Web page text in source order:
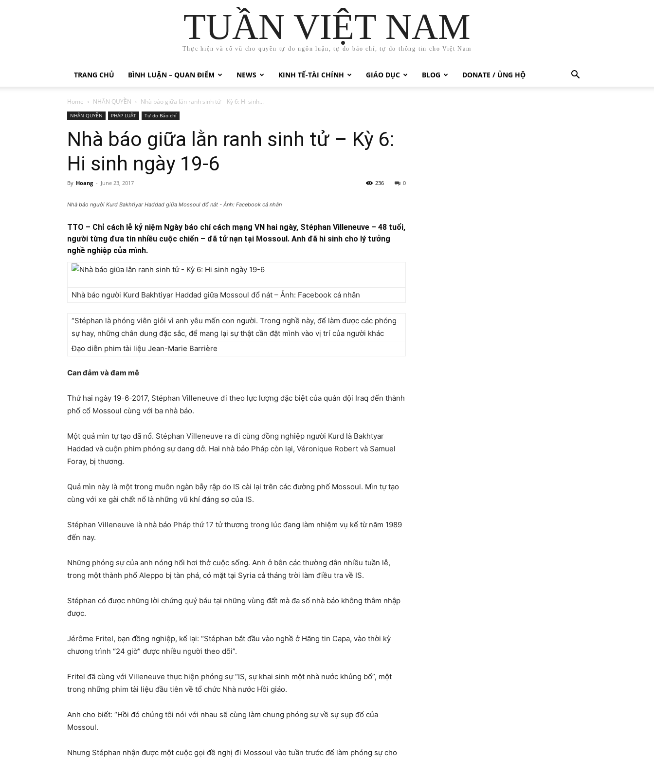
TUẦN VIỆT NAM
Thực hiện và cổ vũ cho quyền tự do ngôn luận, tự do báo chí, tự do thông tin cho Việt Nam
TRANG CHỦ BÌNH LUẬN – QUAN ĐIỂM NEWS KINH TẾ-TÀI CHÍNH GIÁO DỤC BLOG DONATE / ỦNG HỘ
Home NHÂN QUYỀN Nhà báo giữa lằn ranh sinh tử – Kỳ 6: Hi sinh...
NHÂN QUYỀN PHÁP LUẬT Tự do Báo chí
Nhà báo giữa lằn ranh sinh tử – Kỳ 6:
Hi sinh ngày 19-6
By Hoang - June 23, 2017 0
236
Nhà báo người Kurd Bakhtiyar Haddad giữa Mossoul đổ nát - Ảnh: Facebook cá nhân
TTO – Chỉ cách lễ kỷ niệm Ngày báo chí cách mạng VN hai ngày, Stéphan Villeneuve – 48 tuổi,
người từng đưa tin nhiều cuộc chiến – đã tử nạn tại Mossoul. Anh đã hi sinh cho lý tưởng
nghề nghiệp của mình.
Nhà báo người Kurd Bakhtiyar Haddad giữa Mossoul đổ nát – Ảnh: Facebook cá nhân
“Stéphan là phóng viên giỏi vì anh yêu mến con người. Trong nghề này, để làm được các phóng
sự hay, những chân dung đặc sắc, để mang lại sự thật cần đặt mình vào vị trí của người khác
Đạo diễn phim tài liệu Jean-Marie Barrière
Can đảm và đam mê
Thứ hai ngày 19-6-2017, Stéphan Villeneuve đi theo lực lượng đặc biệt của quân đội Iraq đến thành
phố cổ Mossoul cùng với ba nhà báo.
Một quả mìn tự tạo đã nổ. Stéphan Villeneuve ra đi cùng đồng nghiệp người Kurd là Bakhtyar
Haddad và cuộn phim phóng sự dang dở. Hai nhà báo Pháp còn lại, Véronique Robert và Samuel
Foray, bị thương.
Quả mìn này là một trong muôn ngàn bẫy rập do IS cài lại trên các đường phố Mossoul. Mìn tự tạo
cùng với xe gài chất nổ là những vũ khí đáng sợ của IS.
Stéphan Villeneuve là nhà báo Pháp thứ 17 tử thương trong lúc đang làm nhiệm vụ kể từ năm 1989
đến nay.
Những phóng sự của anh nóng hổi hơi thở cuộc sống. Anh ở bên các thường dân nhiều tuần lễ,
trong một thành phố Aleppo bị tàn phá, có mặt tại Syria cả tháng trời làm điều tra về IS.
Stéphan có được những lời chứng quý báu tại những vùng đất mà đa số nhà báo không thâm nhập
được.
Jérôme Fritel, bạn đồng nghiệp, kể lại: “Stéphan bắt đầu vào nghề ở Hãng tin Capa, vào thời kỳ
chương trình “24 giờ” được nhiều người theo dõi”.
Fritel đã cùng với Villeneuve thực hiện phóng sự “IS, sự khai sinh một nhà nước khủng bố”, một
trong những phim tài liệu đầu tiên về tổ chức Nhà nước Hồi giáo.
Anh cho biết: “Hồi đó chúng tôi nói với nhau sẽ cùng làm chung phóng sự về sự sụp đổ của
Mossoul.
Nhưng Stéphan nhận được một cuộc gọi đề nghị đi Mossoul vào tuần trước để làm phóng sự cho